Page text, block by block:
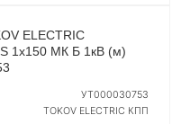
ELECTRIC
1х150 МК Б 1кВ (м)
УТ000030753
TOKOV ELECTRIC КПП